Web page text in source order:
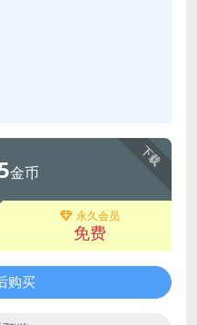
下载
金币
永久会员
免费
购买